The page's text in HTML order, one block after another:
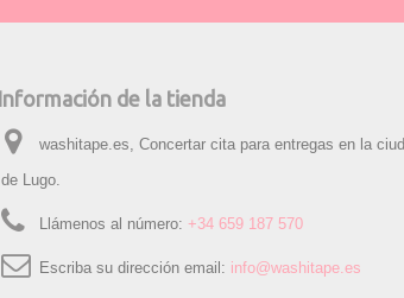
Información de la tienda
washitape.es, Concertar cita para entregas en la
de Lugo.
Llámenos al número: +34 659 187 570
Escriba su dirección email: info@washitape.es